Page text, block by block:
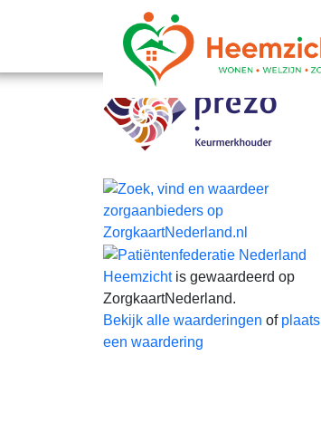
Heemzichtis gewaardeerd op
ZorgkaartNederland.
Bekijk alle waarderingen of plaats
een waardering